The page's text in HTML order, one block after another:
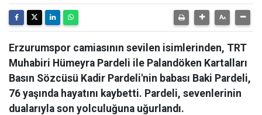
Erzurumspor camiasının sevilen isimlerinden, TRT
Muhabiri Hümeyra Pardeli ile Palandöken Kartalları
Basın Sözcüsü Kadir Pardeli'nin babası Baki Pardeli,
76 yaşında hayatını kaybetti. Pardeli, sevenlerinin
dualarıyla son yolculuğuna uğurlandı.